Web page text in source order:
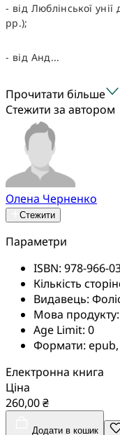
- від Люблінської
рр.);
- від Анд...
Прочитати більше
Стежити за автором
Олена Черненко
Стежити
Параметри
ISBN: 978-966-
Кількість
Видавець:
Мова продукту:
Age Limit: 0
Формати:
Електронна книга
Ціна
260,00 ₴
Додати в кошик